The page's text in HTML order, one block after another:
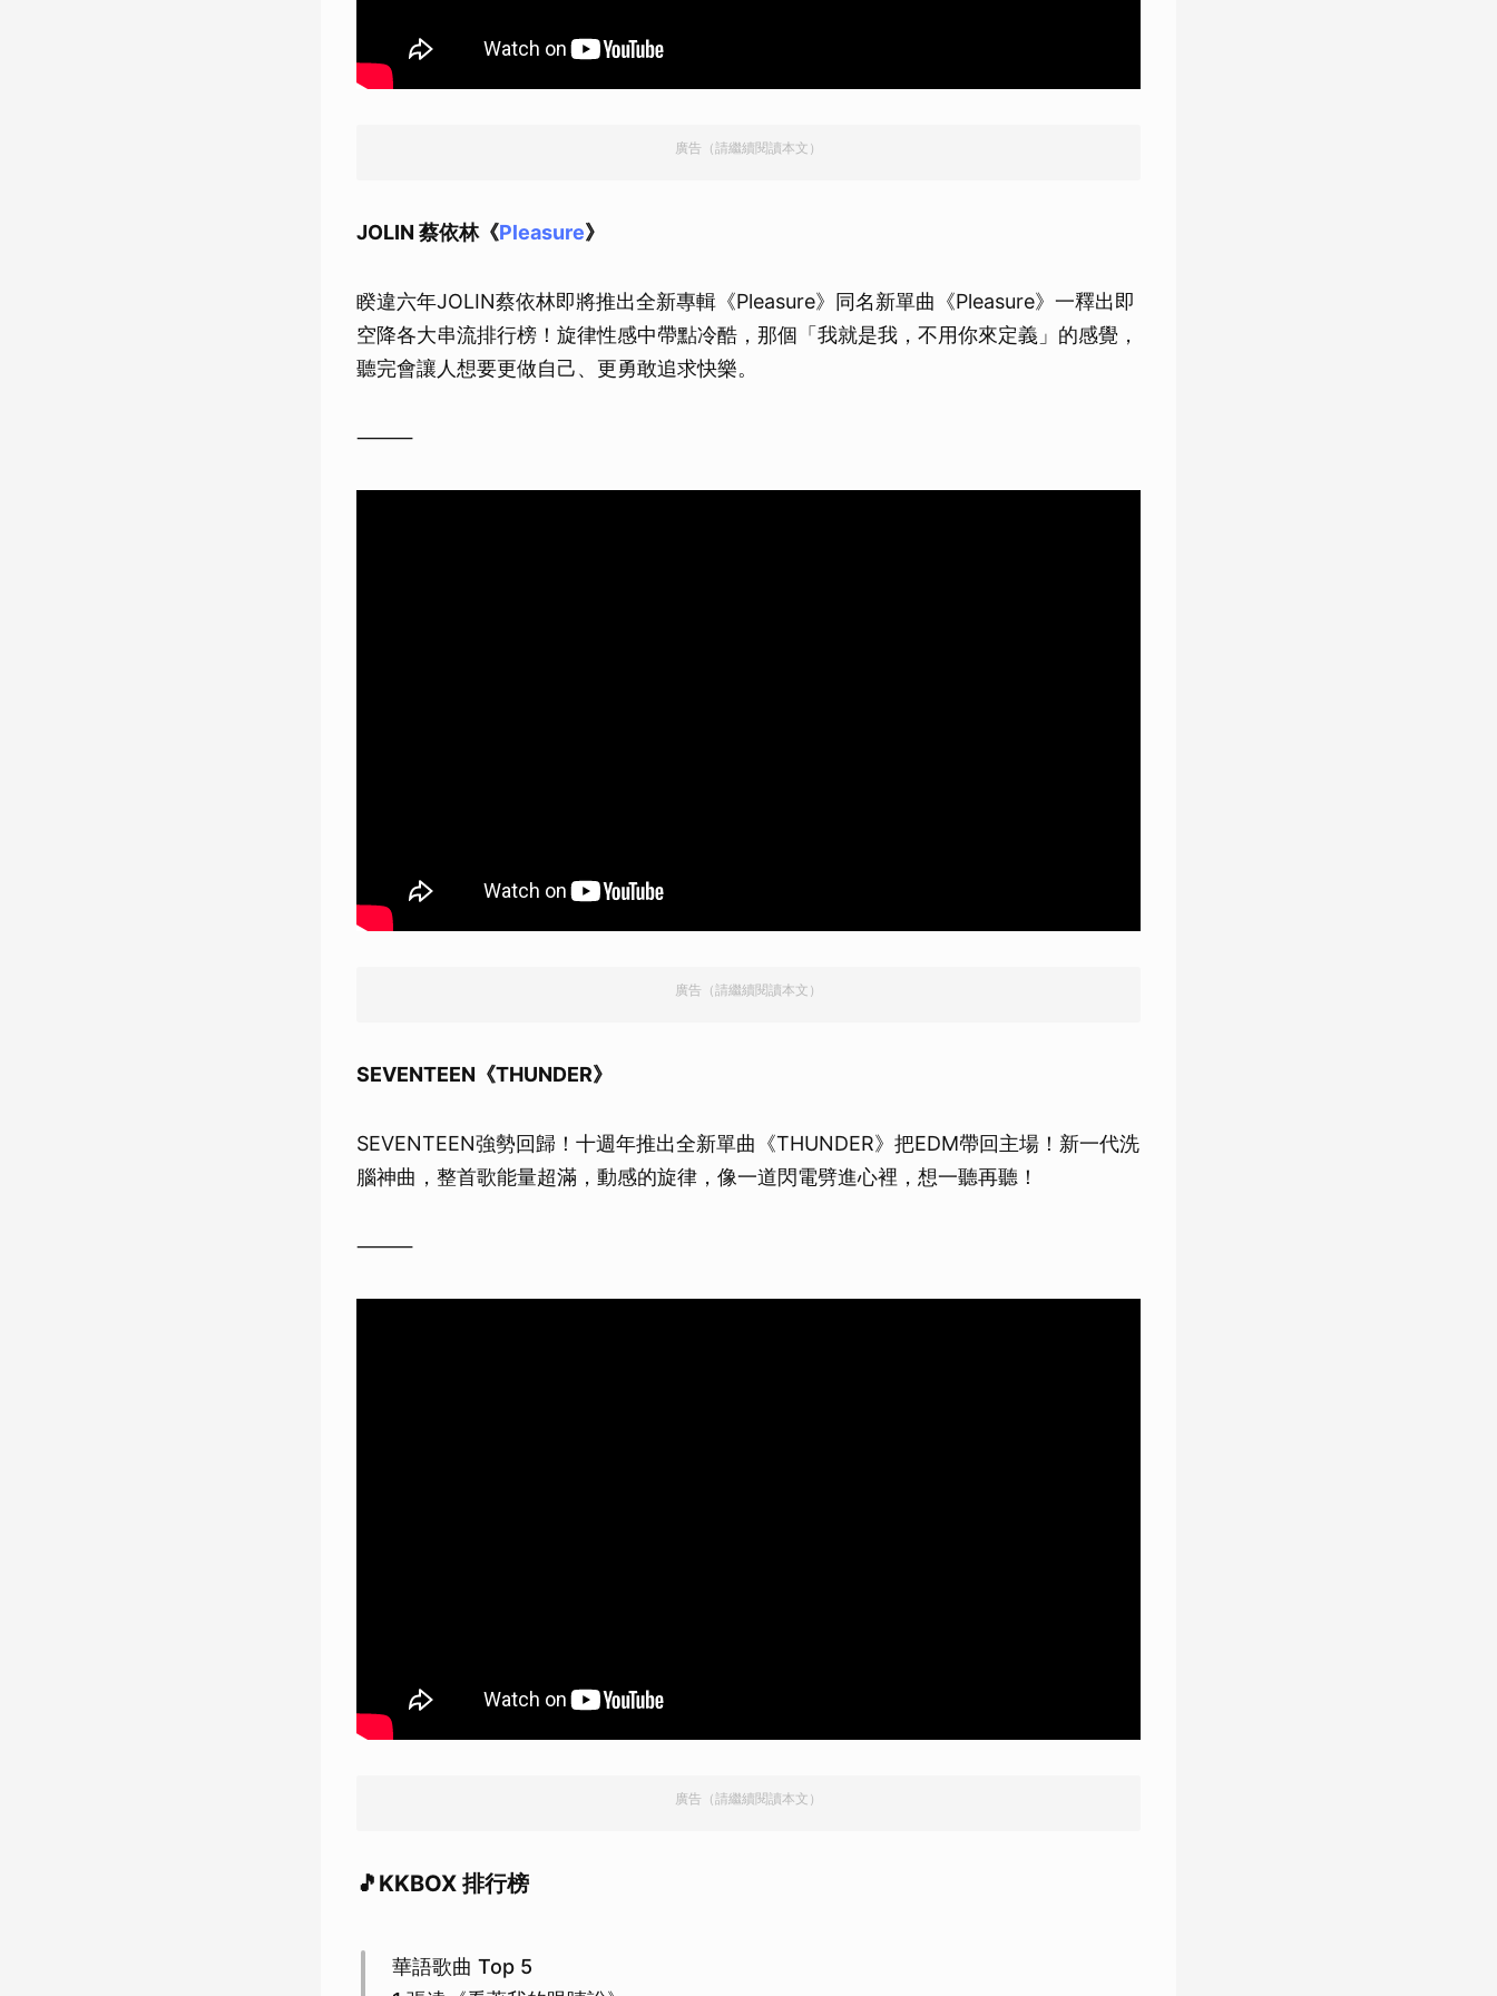
廣告（請繼續閱讀本文）
JOLIN 蔡依林《Pleasure》
睽違六年JOLIN蔡依林即將推出全新專輯《Pleasure》同名新單曲《Pleasure》一釋出即
空降各大串流排行榜！旋律性感中帶點冷酷，那個「我就是我，不用你來定義」的感覺，
聽完會讓人想要更做自己、更勇敢追求快樂。
⸻
廣告（請繼續閱讀本文）
SEVENTEEN《THUNDER》
SEVENTEEN強勢回歸！十週年推出全新單曲《THUNDER》把EDM帶回主場！新一代洗
腦神曲，整首歌能量超滿，動感的旋律，像一道閃電劈進心裡，想一聽再聽！
⸻
廣告（請繼續閱讀本文）
🎵KKBOX 排行榜
華語歌曲 Top 5